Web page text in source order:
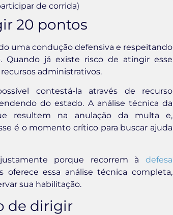
de corrida)
20 pontos
uma condução defensiva e respeitando
Quando já existe risco de atingir esse
administrativos.
contestá-la através de recurso
do estado. A análise técnica da
resultem na anulação da multa e,
é o momento crítico para buscar ajuda
porque recorrem à defesa
oferece essa análise técnica completa,
sua habilitação.
de dirigir